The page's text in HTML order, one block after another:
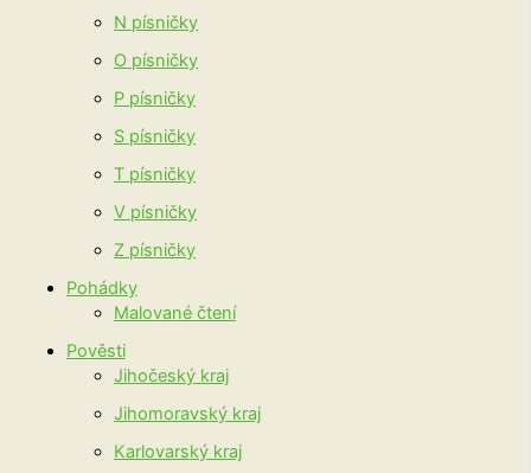
N písničky
O písničky
P písničky
S písničky
T písničky
V písničky
Z písničky
Pohádky
Malované čtení
Pověsti
Jihočeský kraj
Jihomoravský kraj
Karlovarský kraj